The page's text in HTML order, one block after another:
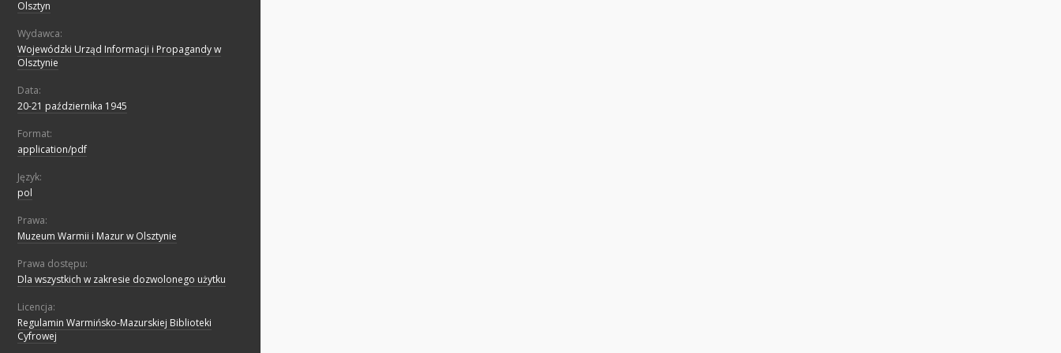
Olsztyn
Wydawca:
Wojewódzki Urząd Informacji i Propagandy w
Olsztynie
Data:
20-21 października 1945
Format:
application/pdf
Język:
pol
Prawa:
Muzeum Warmii i Mazur w Olsztynie
Prawa dostępu:
Dla wszystkich w zakresie dozwolonego użytku
Licencja:
Regulamin Warmińsko-Mazurskiej Biblioteki
Cyfrowej